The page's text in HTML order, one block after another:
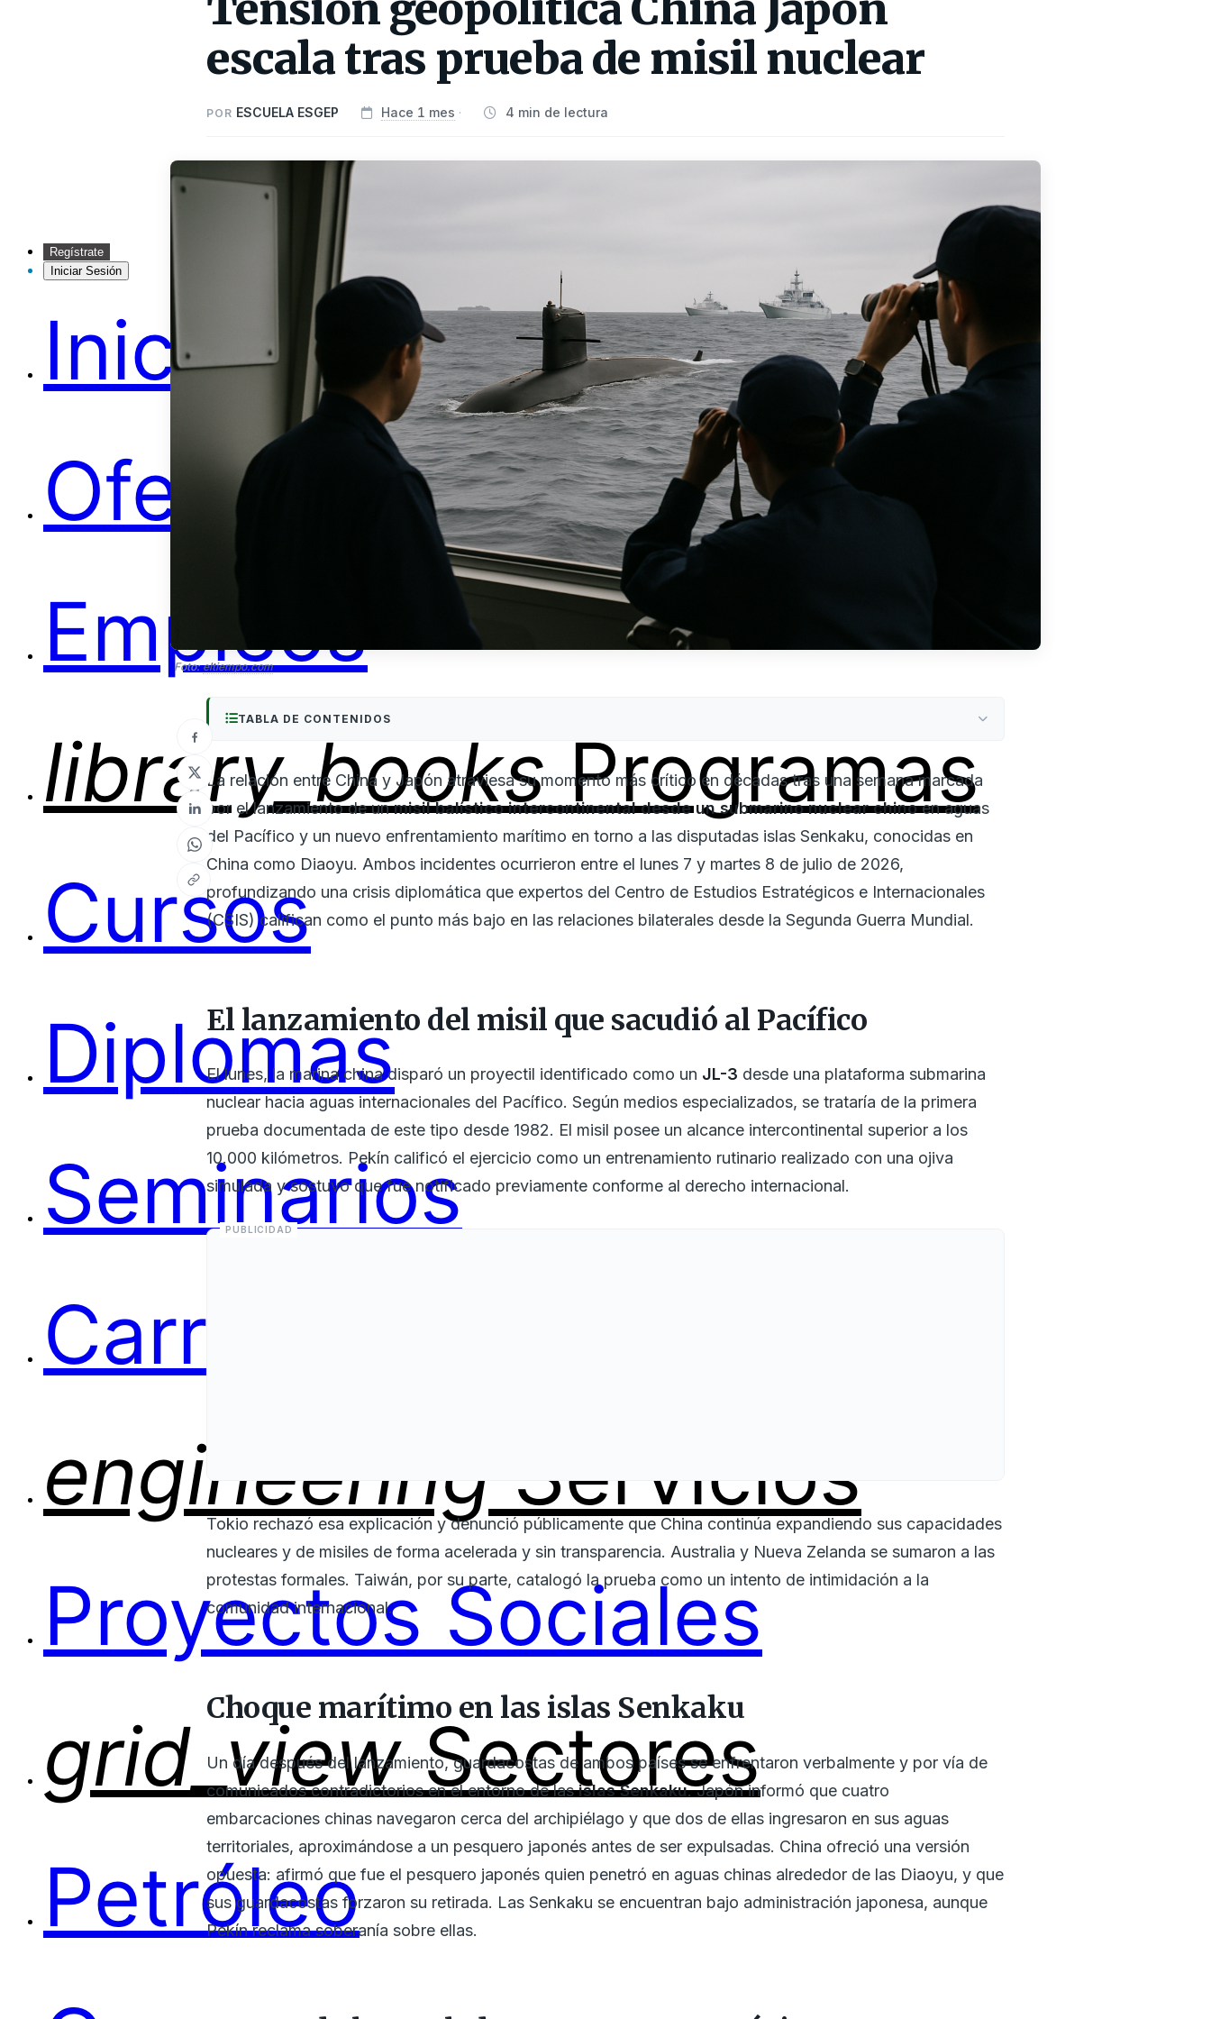
Regístrate
Iniciar Sesión
Inicio
Ofertas
Empleos
library_books Programas
Cursos
Diplomas
Seminarios
Carreras
engineering Servicios
Proyectos Sociales
grid_view Sectores
Petróleo
escala tras prueba de misil nuclear
POR ESCUELA ESGEP Hace 1 mes · 4 min de lectura
Foto:eltiempo.com
TABLA DE CONTENIDOS
La relación entre China y Japón atraviesa su momento más crítico en décadas tras una semana marcada
por el lanzamiento de unmisil balístico intercontinental desde un submarino nuclear chinoen aguas
del Pacífico y un nuevo enfrentamiento marítimo en torno a las disputadas islas Senkaku, conocidas en
China como Diaoyu. Ambos incidentes ocurrieron entre el lunes 7 y martes 8 de julio de 2026,
profundizando una crisis diplomática que expertos del Centro de Estudios Estratégicos e Internacionales
(CSIS) califican como el punto más bajo en las relaciones bilaterales desde la Segunda Guerra Mundial.
El lanzamiento del misil que sacudió al Pacífico
El lunes, la marina china disparó un proyectil identificado como un JL-3 desde una plataforma submarina
nuclear hacia aguas internacionales del Pacífico. Según medios especializados, se trataría de la primera
prueba documentada de este tipo desde 1982. El misil posee un alcance intercontinental superior a los
10.000 kilómetros. Pekín calificó el ejercicio como un entrenamiento rutinario realizado con una ojiva
simulada y sostuvo que fue notificado previamente conforme al derecho internacional.
Tokio rechazó esa explicación y denunció públicamente que China continúa expandiendo sus capacidades
nucleares y de misiles de forma acelerada y sin transparencia. Australia y Nueva Zelanda se sumaron a las
protestas formales. Taiwán, por su parte, catalogó la prueba como un intento de intimidación a la
comunidad internacional.
Choque marítimo en las islas Senkaku
Un día después del lanzamiento, guardacostas de ambos países se enfrentaron verbalmente y por vía de
comunicados contradictorios en el entorno de lasislas Senkaku. Japón informó que cuatro
embarcaciones chinas navegaron cerca del archipiélago y que dos de ellas ingresaron en sus aguas
territoriales, aproximándose a un pesquero japonés antes de ser expulsadas. China ofreció una versión
opuesta: afirmó que fue el pesquero japonés quien penetró en aguas chinas alrededor de las Diaoyu, y que
sus guardacostas forzaron su retirada. Las Senkaku se encuentran bajo administración japonesa, aunque
Pekín reclama soberanía sobre ellas.